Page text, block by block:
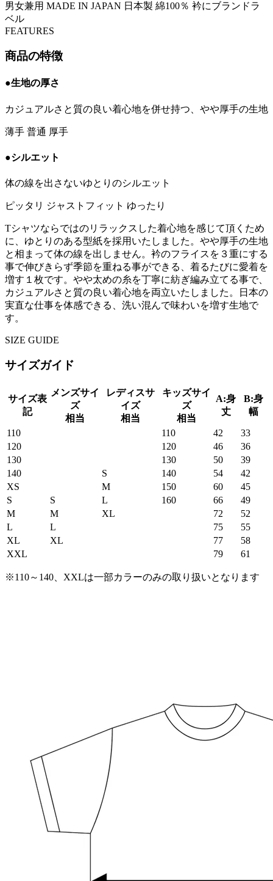
男女兼用 MADE IN JAPAN 日本製 綿100％ 衿にブランドラ
ベル
FEATURES
商品の特徴
●生地の厚さ
カジュアルさと質の良い着心地を併せ持つ、やや厚手の生地
薄手 普通 厚手
●シルエット
体の線を出さないゆとりのシルエット
ピッタリ ジャストフィット ゆったり
Tシャツならではのリラックスした着心地を感じて頂くため
に、ゆとりのある型紙を採用いたしました。やや厚手の生地
と相まって体の線を出しません。衿のフライスを３重にする
事で伸びきらず季節を重ねる事ができる、着るたびに愛着を
増す１枚です。やや太めの糸を丁寧に紡ぎ編み立てる事で、
カジュアルさと質の良い着心地を両立いたしました。日本の
実直な仕事を体感できる、洗い混んで味わいを増す生地で
す。
SIZE GUIDE
サイズガイド
サイズ表
記
メンズサイ
ズ
相当
レディスサ
イズ
相当
キッズサイ
ズ
相当
A:身
丈
B:身
幅
110 110 42
33
120
120 46
36
130
130 50
39
140
S 140 54
42
XS
M 150 60
45
S
S L 160 66
49
M
M XL 72
52
L
L 75
55
XL
XL 77
58
XXL
79 61
※110～140、XXLは一部カラーのみの取り扱いとなります